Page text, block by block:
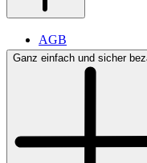
AGB
Lieferbedingungen
Bezahlung
Ganz einfach und sicher